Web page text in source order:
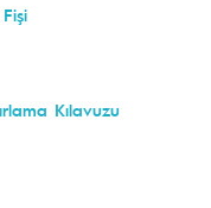
Kılavuzu